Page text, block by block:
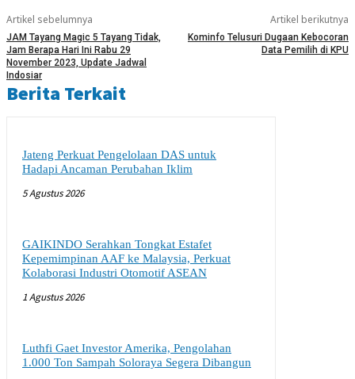
Artikel sebelumnya
JAM Tayang Magic 5 Tayang Tidak,
Jam Berapa Hari Ini Rabu 29
November 2023, Update Jadwal
Indosiar
Artikel berikutnya
Kominfo Telusuri Dugaan Kebocoran
Data Pemilih di KPU
Berita Terkait
Jateng Perkuat Pengelolaan DAS untuk
Hadapi Ancaman Perubahan Iklim
5 Agustus 2026
GAIKINDO Serahkan Tongkat Estafet
Kepemimpinan AAF ke Malaysia, Perkuat
Kolaborasi Industri Otomotif ASEAN
1 Agustus 2026
Luthfi Gaet Investor Amerika, Pengolahan
1.000 Ton Sampah Soloraya Segera Dibangun